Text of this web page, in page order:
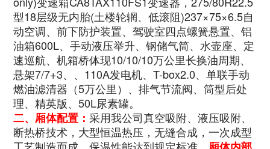
型18层级无内胎(土楼轮辋、低滚阻)237×75×6.5自
动空调、前下防护装置、驾驶室四点螺簧悬置、铝
油箱600L、手动液压举升、钢储气筒、水壶座、定
速巡航、机箱桥体现10/10/10万公里长换油周期、
悬架7/7+3、、110A发电机、T-box2.0、单联手动
燃油滤清器（5万公里）、排气节流阀、筒型后处
理、精英版、50L尿素罐。
二、厢体配置：采用我公司真空吸附、液压吸附、
断热桥技术，大型恒温热压，无缝合成，一次成型